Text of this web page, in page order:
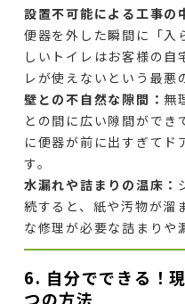
設置不可能による工事の
便器を外した瞬間に「入
しいトイレはお客様の自
レが使えないという最悪
壁との不自然な隙間： 無
との間に広い隙間ができ
に便器が前に出すぎてド
す。
水漏れや詰まりの温床：
続すると、紙や汚物が溜
な修理が必要な詰まりや
6. 自分でできる！
つの方法